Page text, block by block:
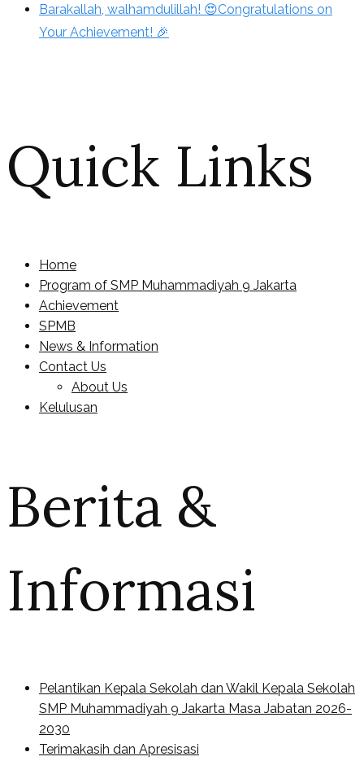
Barakallah, walhamdulillah! 😍Congratulations on
Your Achievement! 🎉
Quick Links
Home
Program of SMP Muhammadiyah 9 Jakarta
Achievement
SPMB
News & Information
Contact Us
About Us
Kelulusan
Berita &
Informasi
Pelantikan Kepala Sekolah dan Wakil Kepala Sekolah
SMP Muhammadiyah 9 Jakarta Masa Jabatan 2026-
2030
Terimakasih dan Apresisasi